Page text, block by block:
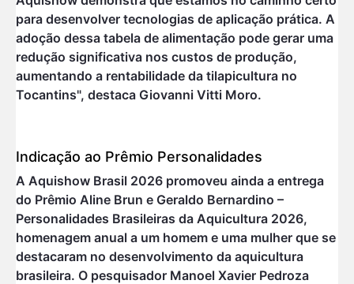
para desenvolver tecnologias de aplicação prática. A
adoção dessa tabela de alimentação pode gerar uma
redução significativa nos custos de produção,
aumentando a rentabilidade da tilapicultura no
Tocantins", destaca Giovanni Vitti Moro.
Indicação ao Prêmio Personalidades
A Aquishow Brasil 2026 promoveu ainda a entrega
do Prêmio Aline Brun e Geraldo Bernardino –
Personalidades Brasileiras da Aquicultura 2026,
homenagem anual a um homem e uma mulher que se
destacaram no desenvolvimento da aquicultura
brasileira. O pesquisador Manoel Xavier Pedroza